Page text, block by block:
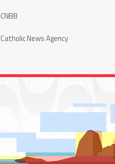
CNBB
Catholic News Agency